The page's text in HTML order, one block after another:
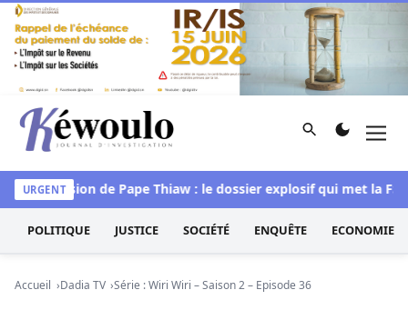
Aller au contenu
Kéwoulo, le premier site d'information et d'investigation
Rechercher
URGENT
Succession de Pape Thiaw : le dossier explosif qui met la FSF
POLITIQUE JUSTICE SOCIÉTÉ ENQUÊTE ECONOMIE
Accueil Dadia TV Série : Wiri Wiri – Saison 2 – Episode 36